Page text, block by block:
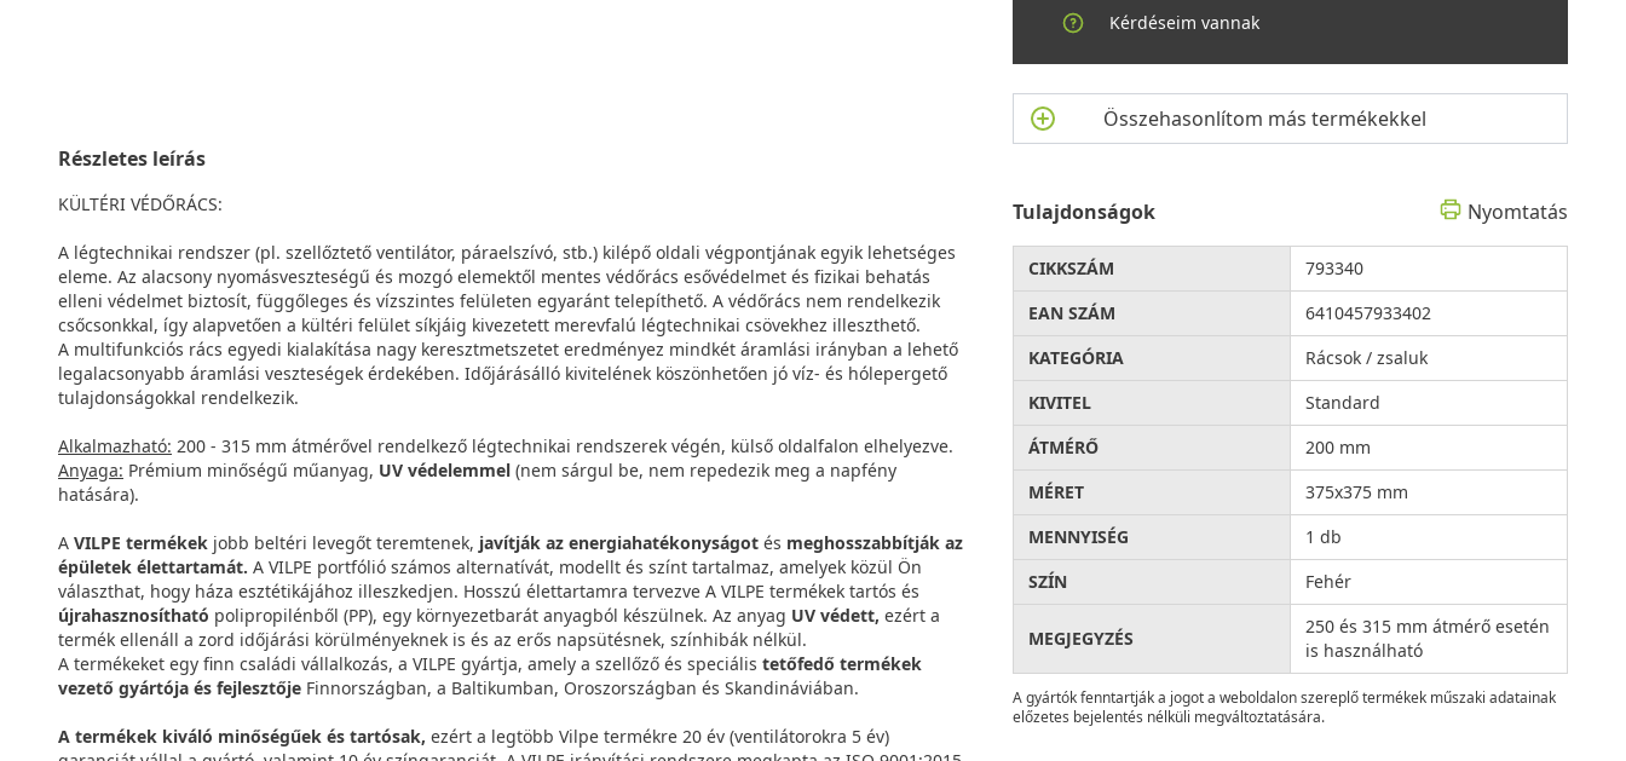
Részletes leírás
KÜLTÉRI VÉDŐRÁCS:
A légtechnikai rendszer (pl. szellőztető ventilátor, páraelszívó, stb.) kilépő oldali végpontjának egyik lehetséges
eleme. Az alacsony nyomásveszteségű és mozgó elemektől mentes védőrács esővédelmet és fizikai behatás
elleni védelmet biztosít, függőleges és vízszintes felületen egyaránt telepíthető. A védőrács nem rendelkezik
csőcsonkkal, így alapvetően a kültéri felület síkjáig kivezetett merevfalú légtechnikai csövekhez illeszthető.
A multifunkciós rács egyedi kialakítása nagy keresztmetszetet eredményez mindkét áramlási irányban a lehető
legalacsonyabb áramlási veszteségek érdekében. Időjárásálló kivitelének köszönhetően jó víz- és hólepergető
tulajdonságokkal rendelkezik.
Alkalmazható: 200 - 315 mm átmérővel rendelkező légtechnikai rendszerek végén, külső oldalfalon elhelyezve.
Anyaga: Prémium minőségű műanyag, UV védelemmel (nem sárgul be, nem repedezik meg a napfény
hatására).
A VILPE termékek jobb beltéri levegőt teremtenek, javítják az energiahatékonyságot és meghosszabbítják az
épületek élettartamát. A VILPE portfólió számos alternatívát, modellt és színt tartalmaz, amelyek közül Ön
választhat, hogy háza esztétikájához illeszkedjen. Hosszú élettartamra tervezve A VILPE termékek tartós és
újrahasznosítható polipropilénből (PP), egy környezetbarát anyagból készülnek. Az anyag UV védett, ezért a
termék ellenáll a zord időjárási körülményeknek is és az erős napsütésnek, színhibák nélkül.
A termékeket egy finn családi vállalkozás, a VILPE gyártja, amely a szellőző és speciális tetőfedő termékek
vezető gyártója és fejlesztője Finnországban, a Baltikumban, Oroszországban és Skandináviában.
A termékek kiváló minőségűek és tartósak, ezért a legtöbb Vilpe termékre 20 év (ventilátorokra 5 év)
Kérdéseim vannak
Összehasonlítom más termékekkel
Tulajdonságok Nyomtatás
CIKKSZÁM
793340
EAN SZÁM
6410457933402
KATEGÓRIA
Rácsok / zsaluk
KIVITEL
Standard
ÁTMÉRŐ
200 mm
MÉRET
375x375 mm
MENNYISÉG
1 db
SZÍN
Fehér
MEGJEGYZÉS
250 és 315 mm átmérő esetén
is használható
A gyártók fenntartják a jogot a weboldalon szereplő termékek műszaki adatainak
előzetes bejelentés nélküli megváltoztatására.